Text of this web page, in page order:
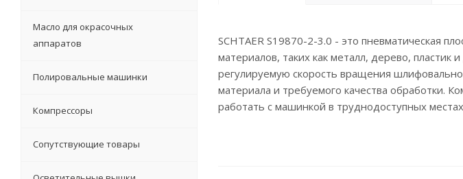
SCHTAER S19870-2-3.0 - это пневматическая
материалов, таких как металл, дерево,
регулируемую скорость вращения
материала и требуемого качества обработки.
работать с машинкой в труднодоступных
Масло для окрасочных
аппаратов
Полировальные машинки
Компрессоры
Сопутствующие товары